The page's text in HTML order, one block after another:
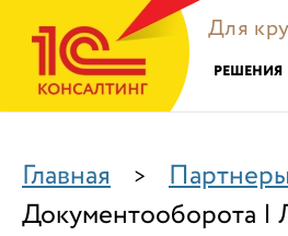
Для
РЕШЕНИЯ
Главная >
Документооборота |